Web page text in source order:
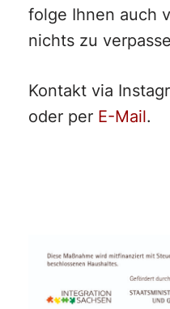
folge Ihnen auch
nichts zu
Kontakt via
oder per E-Mail.